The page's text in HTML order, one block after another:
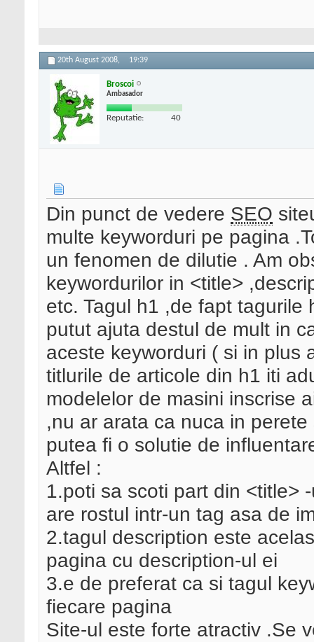
20th August 2008, 19:39
Broscoi
Ambasador
Reputatie: 40
Din punct de vedere SEO
multe keyworduri pe pagina
un fenomen de dilutie . Am
keywordurilor in <title>
etc. Tagul h1 ,de fapt
putut ajuta destul de mult in
aceste keyworduri ( si in plus
titlurile de articole din h1 iti
modelelor de masini inscrise
,nu ar arata ca nuca in
putea fi o solutie de
Altfel :
1.poti sa scoti part din <title>
are rostul intr-un tag asa de
2.tagul description este
pagina cu description-ul ei
3.e de preferat ca si tagul
fiecare pagina
Site-ul este forte atractiv .Se